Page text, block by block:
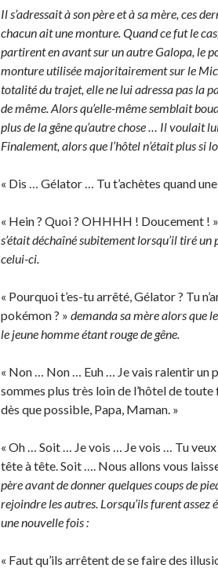
Il s’adressait à son père et à sa mère, ces
chacun ait une monture. Quand ce fut le
partirent en avant sur un autre Galopa, le
monture utilisée majoritairement sur le
totalité du trajet, elle ne lui adressa pas la
de même. Alors qu’elle-même semblait
plus de la gêne qu’autre chose … Il voulait
Finalement, alors que l’hôtel n’était plus si
« Dis … Gélator … Tu t’achètes quand
« Hein ? Quoi ? OHHHH ! Doucement ! »
s’était déchaîné subitement lorsqu’il tiré
celui-ci.
« Pourquoi t’es-tu arrêté, Gélator ? Tu
pokémon ? » demanda sa mère alors que
le jeune homme étant rouge de gêne.
« Non … Non … Euh … Je vais ralentir un
sommes plus très loin de l’hôtel de
dès que possible, Papa, Maman. »
« Oh … Soit … Je vois … Je vois … Tu
tête à tête. Soit …. Nous allons vous
père avant de donner quelques coups de
rejoindre les autres. Lorsqu’ils furent
une nouvelle fois :
« Faut qu’ils arrêtent de se faire des